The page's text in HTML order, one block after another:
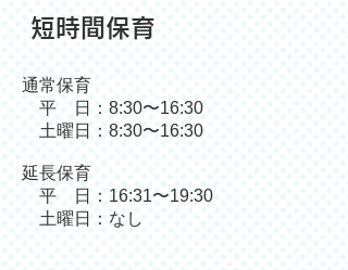
短時間保育
通常保育
平 日：8:30〜16:30
土曜日：8:30〜16:30
延長保育
平 日：16:31〜19:30
土曜日：なし